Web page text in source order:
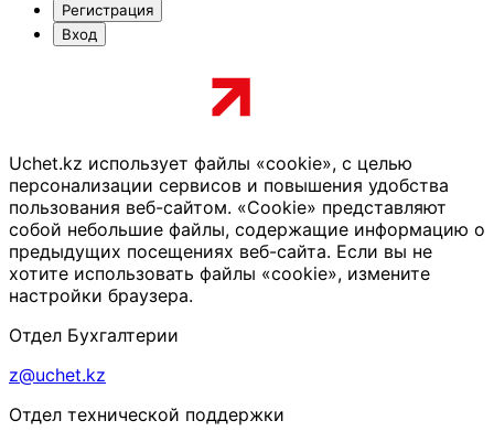
Регистрация
Вход
Uchet.kz использует файлы «cookie», с целью
персонализации сервисов и повышения удобства
пользования веб-сайтом. «Cookie» представляют
собой небольшие файлы, содержащие информацию о
предыдущих посещениях веб-сайта. Если вы не
хотите использовать файлы «cookie», измените
настройки браузера.
Отдел Бухгалтерии
z@uchet.kz
Отдел технической поддержки